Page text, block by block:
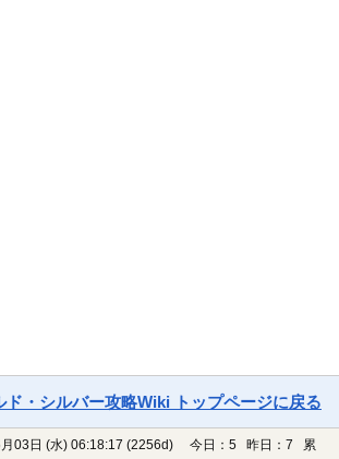
ド・シルバー攻略Wiki トップページに戻る
03日 (水) 06:18:17 (2256d)
今日：5 昨日：7 累